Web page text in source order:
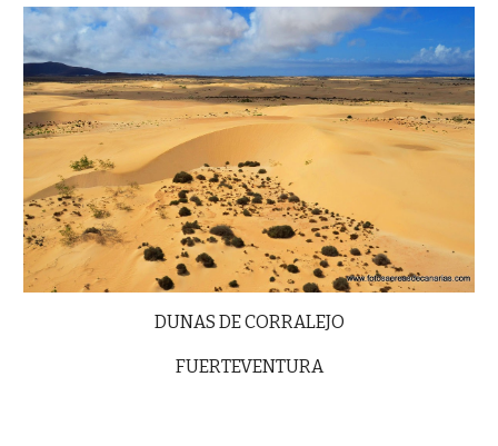
DUNAS DE CORRALEJO
FUERTEVENTURA